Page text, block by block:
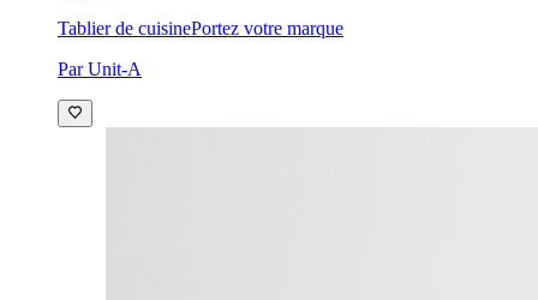
Tablier de cuisinePortez votre marque
Par Unit-A